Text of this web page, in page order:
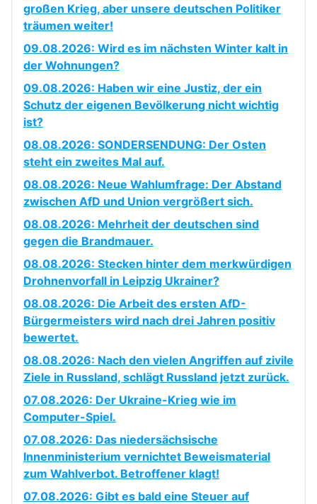
großen Krieg, aber unsere deutschen Politiker
träumen weiter!
09.08.2026: Wird es im nächsten Winter kalt in
der Wohnungen?
09.08.2026: Haben wir eine Justiz, der ein
Schutz der eigenen Bevölkerung nicht wichtig
ist?
08.08.2026: SONDERSENDUNG: Der Osten
steht ein zweites Mal auf.
08.08.2026: Neue Wahlumfrage: Der Abstand
zwischen AfD und Union vergrößert sich.
08.08.2026: Mehrheit der deutschen sind
gegen die Brandmauer.
08.08.2026: Stecken hinter dem merkwürdigen
Drohnenvorfall in Leipzig Ukrainer?
08.08.2026: Die Arbeit des ersten AfD-
Bürgermeisters wird nach drei Jahren positiv
bewertet.
08.08.2026: Nach den vielen Angriffen auf zivile
Ziele in Russland, schlägt Russland jetzt zurück.
07.08.2026: Der Ukraine-Krieg wie im
Computer-Spiel.
07.08.2026: Das niedersächsische
Innenministerium vernichtet Beweismaterial
zum Wahlverbot. Betroffener klagt!
07.08.2026: Gibt es bald eine Steuer auf